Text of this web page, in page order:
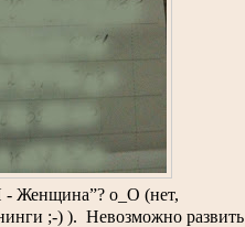
- Женщина”? о_О (нет,
;-) ).  Невозможно развить